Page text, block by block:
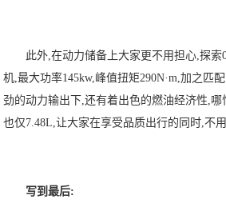
此外,在动力储备上大家更不用担心,探索
机,最大功率145kw,峰值扭矩290N·m,加之匹
劲的动力输出下,还有着出色的燃油经济性,
也仅7.48L,让大家在享受品质出行的同时,不
写到最后: